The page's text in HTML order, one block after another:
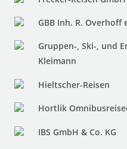
GBB Inh. R. Overhoff
Gruppen-, Ski-, und
Kleimann
Hieltscher-Reisen
Hortlik
IBS GmbH & Co. KG